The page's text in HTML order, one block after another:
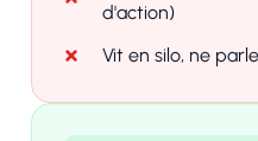
d'action)
Vit en silo, ne